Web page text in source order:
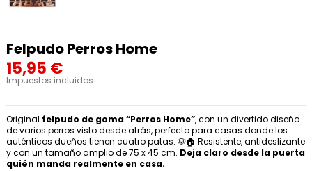
Felpudo Perros Home
15,95 €
Impuestos incluidos
Original felpudo de goma “Perros Home”, con un divertido diseño
de varios perros visto desde atrás, perfecto para casas donde los
auténticos dueños tienen cuatro patas. 🐶🏠 Resistente, antideslizante
y con un tamaño amplio de 75 x 45 cm. Deja claro desde la puerta
quién manda realmente en casa.